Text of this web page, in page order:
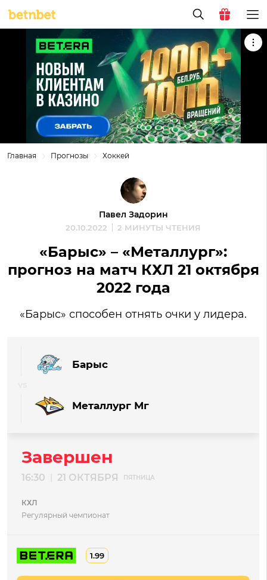
Главная Прогнозы Хоккей
Павел Задорин
20.10.2022 2 МИНУТЫ ЧТЕНИЯ
«Барыс» – «Металлург»:
прогноз на матч КХЛ 21 октября
2022 года
«Барыс» способен отнять очки у лидера.
Барыс
Металлург Мг
Завершен
16:30 21 ОКТЯБРЯ ПЯТНИЦА
КХЛ
Регулярный чемпионат
1.99